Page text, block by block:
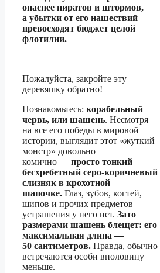
опаснее пиратов и штормов,
а убытки от его нашествий
превосходят бюджет целой
флотилии.
Пожалуйста, закройте эту
деревяшку обратно!
Познакомьтесь: корабельный
червь, или шашень. Несмотря
на все его победы в мировой
истории, выглядит этот «жуткий
монстр» довольно
комично — просто тонкий
бесхребетный серо-коричневый
слизняк в крохотной
шапочке. Глаз, зубов, когтей,
шипов и прочих предметов
устрашения у него нет. Зато
размерами шашень блещет: его
максимальная длина —
50 сантиметров. Правда, обычно
встречаются особи вполовину
меньше.